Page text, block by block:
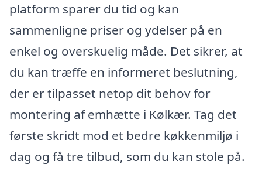
platform sparer du tid og kan
sammenligne priser og ydelser på en
enkel og overskuelig måde. Det sikrer, at
du kan træffe en informeret beslutning,
der er tilpasset netop dit behov for
montering af emhætte i Kølkær. Tag det
første skridt mod et bedre køkkenmiljø i
dag og få tre tilbud, som du kan stole på.